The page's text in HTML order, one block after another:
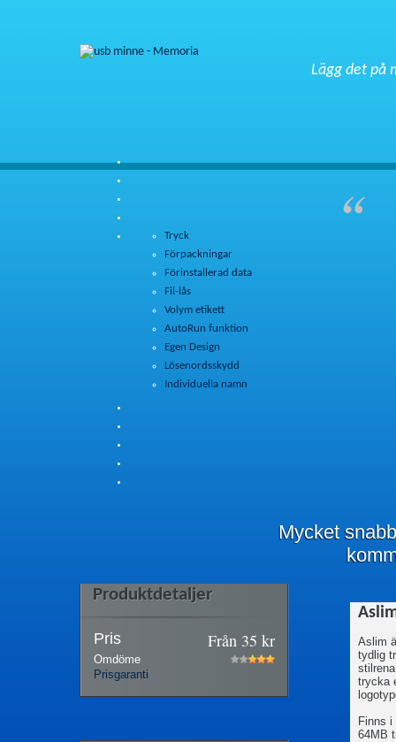
Lägg det på
Tryck
Förpackningar
Förinstallerad data
Fil-lås
Volym etikett
AutoRun funktion
Egen Design
Lösenordsskydd
Individuella namn
Mycket
Produktdetaljer
Pris Från 35 kr
Omdöme
Prisgaranti
Aslim
tydlig
trycka
Finns
64MB